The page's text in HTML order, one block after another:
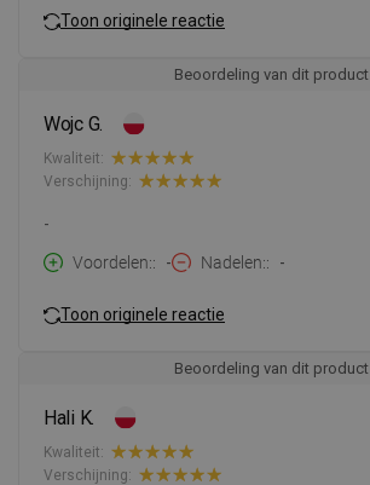
Toon originele reactie
Beoordeling van dit product
Wojc G.
Kwaliteit:
Verschijning:
-
Voordelen:
- Nadelen: -
Toon originele reactie
Beoordeling van dit product
Hali K.
Kwaliteit:
Verschijning: